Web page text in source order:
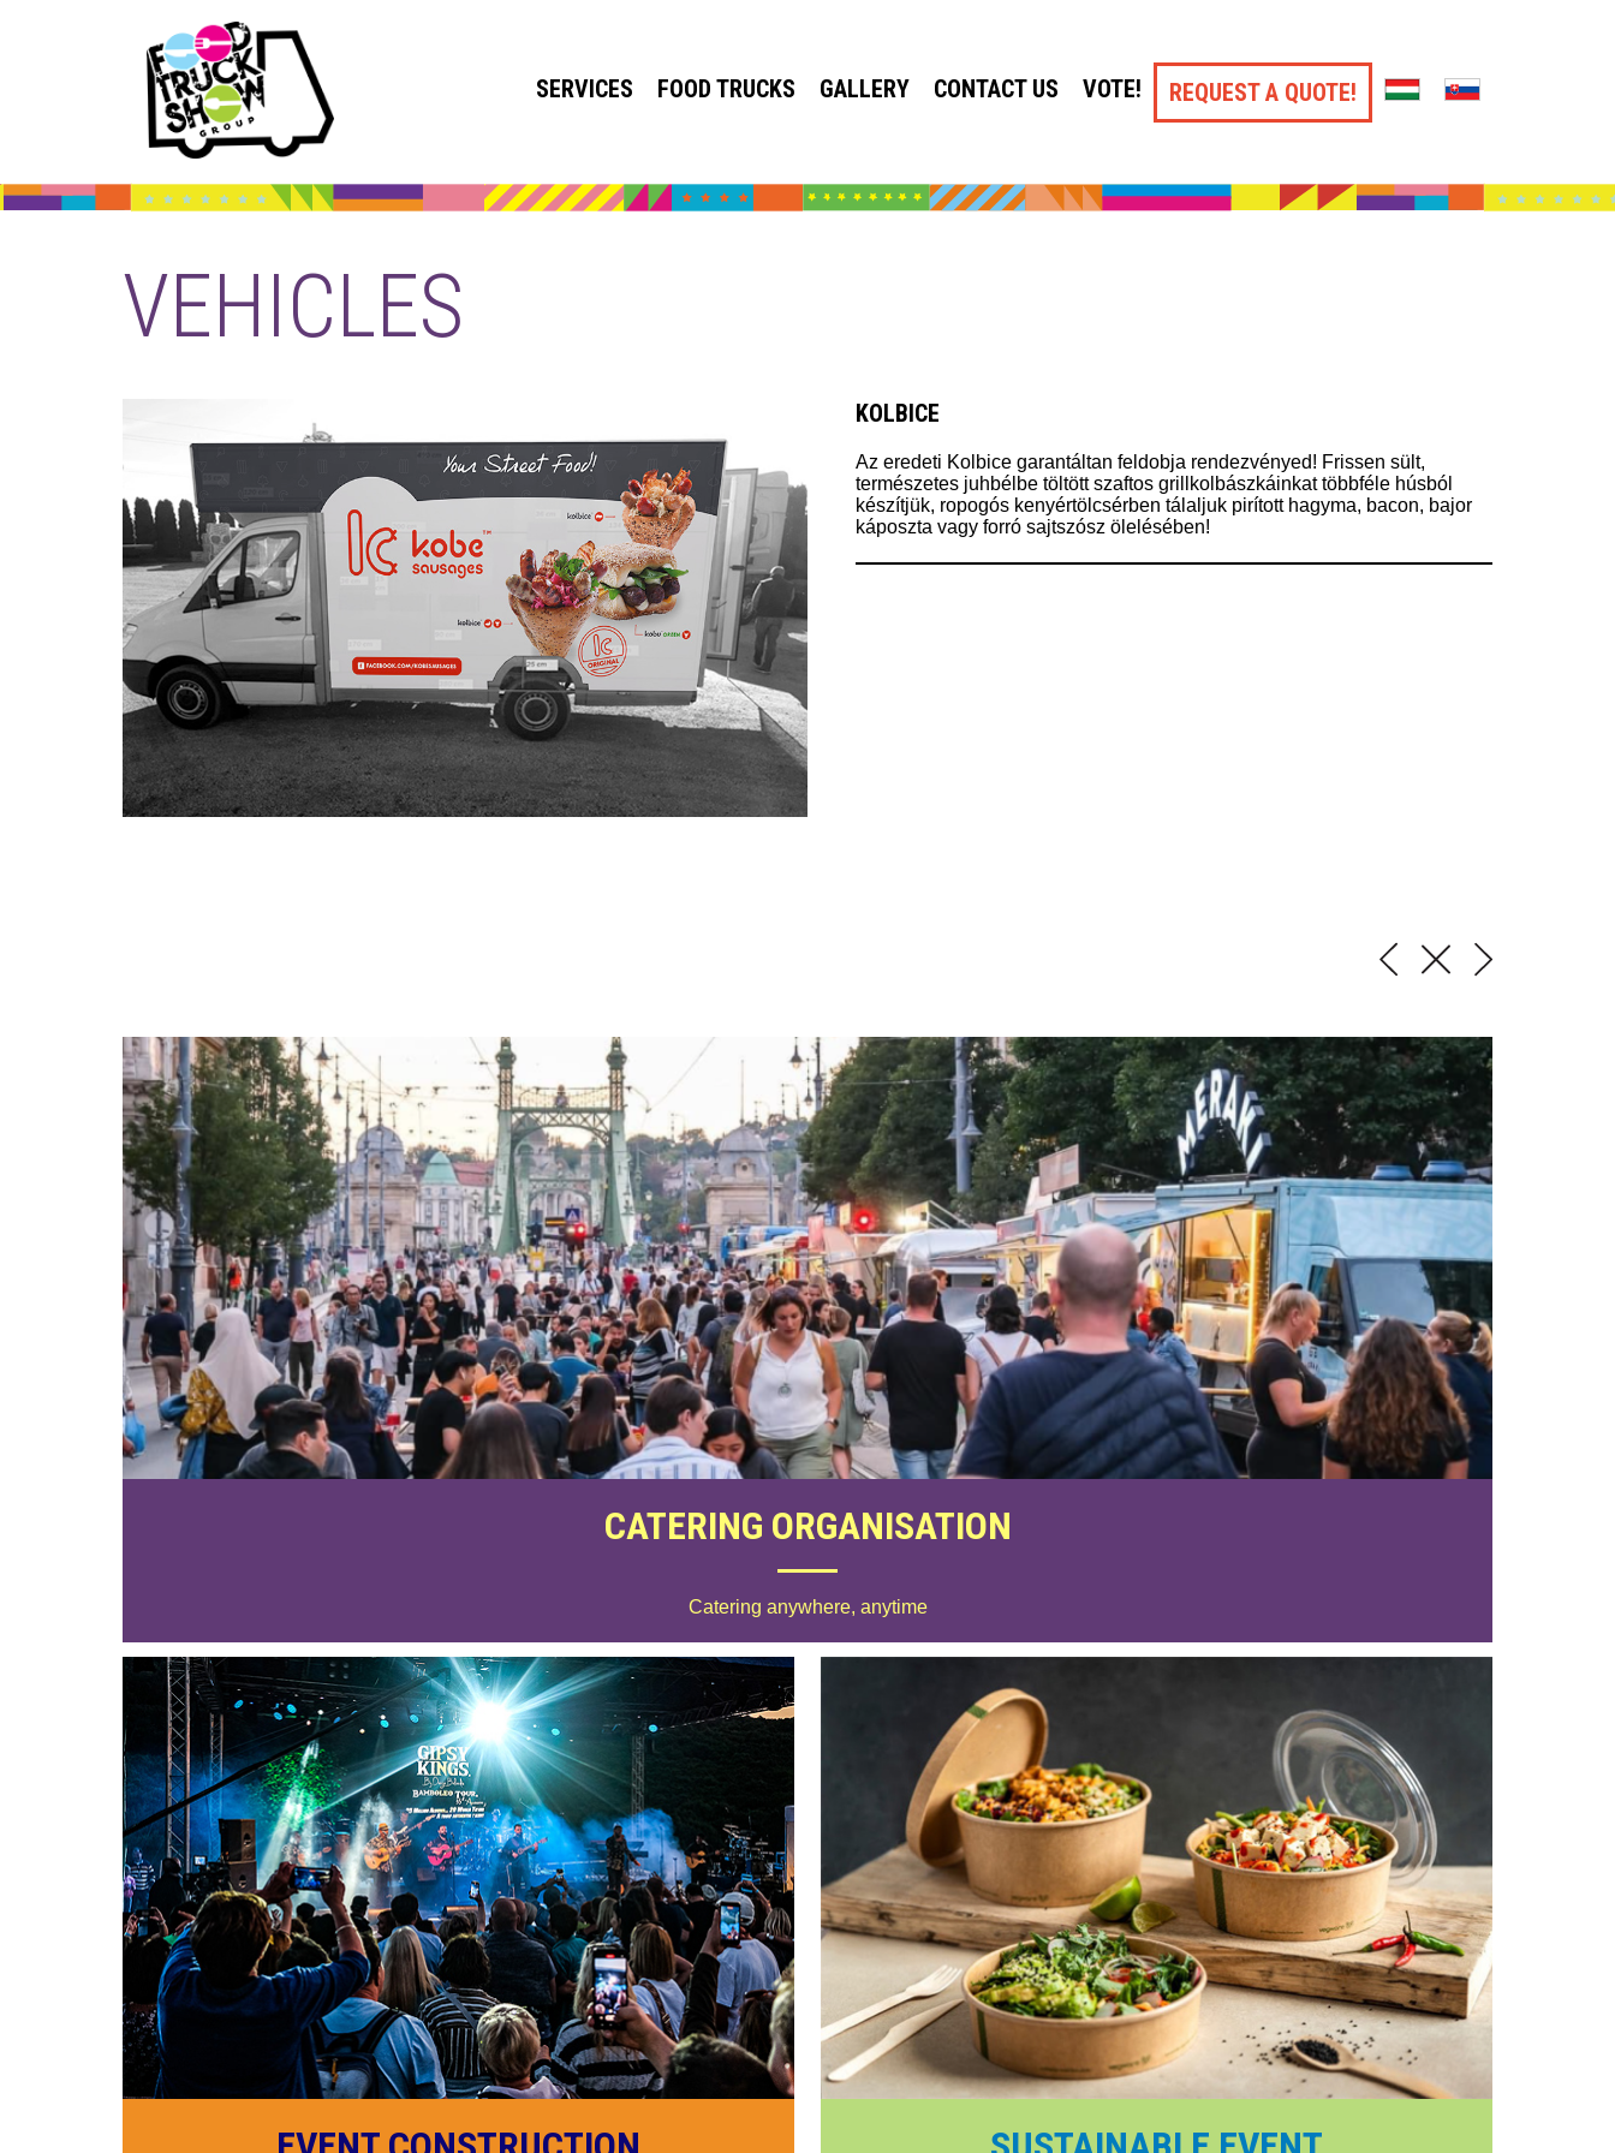
SERVICES FOOD TRUCKS GALLERY CONTACT US VOTE! REQUEST A QUOTE!
VEHICLES
KOLBICE
Az eredeti Kolbice garantáltan feldobja rendezvényed! Frissen sült,
természetes juhbélbe töltött szaftos grillkolbászkáinkat többféle húsból
készítjük, ropogós kenyértölcsérben tálaljuk pirított hagyma, bacon, bajor
káposzta vagy forró sajtszósz ölelésében!
CATERING ORGANISATION
Catering anywhere, anytime